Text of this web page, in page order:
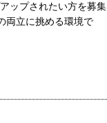
ップされたい方を募集
両立に挑める環境で